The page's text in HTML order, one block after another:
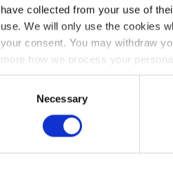
have collected from your use of
use. We will only use the cookies
your consent. You may withdraw
more how we process your
Necessary